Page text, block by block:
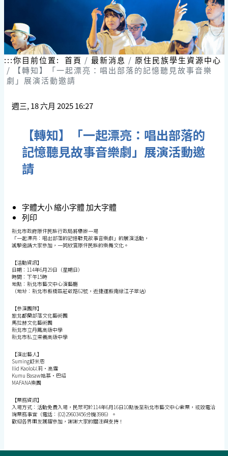
:::你目前位置: 首頁 最新消息
原住民族學生資源中心
【轉知】「一起漂亮：唱出部落的記憶聽見故事音樂
劇」展演活動邀請
週三, 18 六月 2025 16:27
【轉知】「一起漂亮：唱出部落的
記憶聽見故事音樂劇」展演活動邀
請
字體大小縮小字體加大字體
列印
新北市政府原住民族行政局將舉辦一場
「一起漂亮：唱出部落的記憶聽見故事音樂劇」的展演活動，
誠摯邀請大家參加，一同欣賞原住民族的樂舞文化。
【活動資訊】
日期：114年6月29日（星期日）
時間：下午15時
地點：新北市藝文中心演藝廳
（地址：新北市板橋區莊敬路62號，近捷運板南線江子翠站）
【參演團隊】
旅北都蘭部落文化藝術團
馬拉赫文化藝術團
新北市立丹鳳高級中學
新北市私立崇義高級中學
【演出藝人】
Suming舒米恩
Ilid Kaolo以莉‧高露
Kumu Basaw姑慕‧巴紹
MAFANA樂團
【票務資訊】
入場方式：活動免費入場，民眾可於114年6月16日10點後至新北市藝文中心索票，或致電洽
詢票務事宜（電話：(02)29603456分機3986）。
歡迎各界朋友踴躍參加，謝謝大家的關注與支持！